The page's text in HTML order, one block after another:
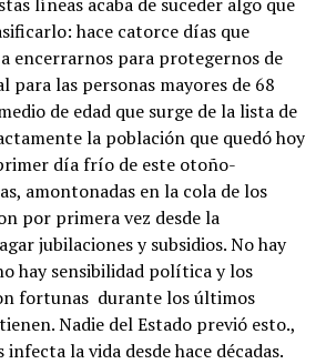
hace catorce días que
encerrarnos para protegernos de
para las personas mayores de 68
de edad que surge de la lista de
la población que quedó hoy
día frío de este otoño-
amontonadas en la cola de los
por primera vez desde la
jubilaciones y subsidios. No hay
hay sensibilidad política y los
fortunas durante los últimos
Nadie del Estado previó esto.,
la vida desde hace décadas.